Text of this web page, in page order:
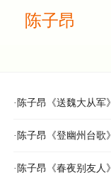
陈子昂
·陈子昂《送魏大从
·陈子昂《登幽州台
·陈子昂《春夜别友